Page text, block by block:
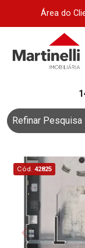
Área do
Refinar Pesquisa
Cód. 42825